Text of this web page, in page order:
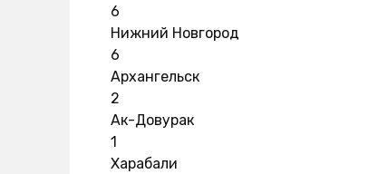
6
Нижний Новгород
6
Архангельск
2
Ак-Довурак
1
Харабали